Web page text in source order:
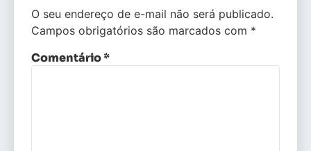
O seu endereço de e-mail não será publicado.
Campos obrigatórios são marcados com *
Comentário*